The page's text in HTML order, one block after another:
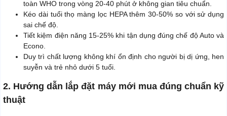
toàn WHO trong vòng 20-40 phút ở không gian tiêu chuẩn.
Kéo dài tuổi thọ màng lọc HEPA thêm 30-50% so với sử dụng
sai chế độ.
Tiết kiệm điện năng 15-25% khi tận dụng đúng chế độ Auto và
Econo.
Duy trì chất lượng không khí ổn định cho người bị dị ứng, hen
suyễn và trẻ nhỏ dưới 5 tuổi.
2. Hướng dẫn lắp đặt máy mới mua đúng chuẩn kỹ
thuật